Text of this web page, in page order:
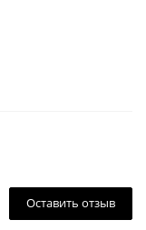
Оставить отзыв